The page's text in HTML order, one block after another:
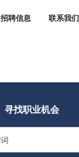
招聘信息 联系我们
寻找职业机会